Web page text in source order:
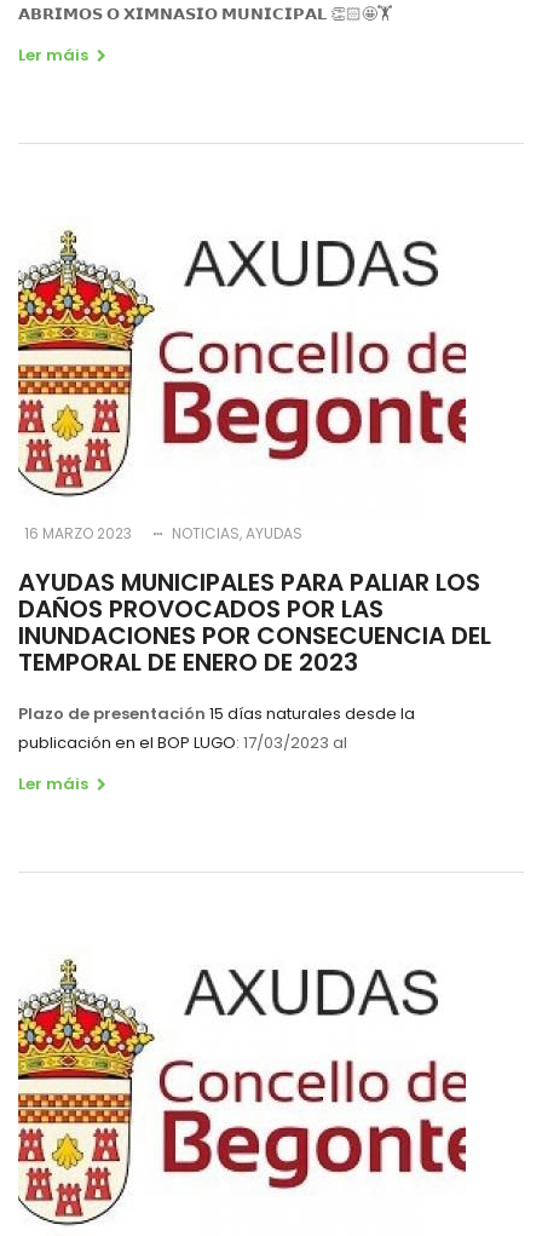
𝗔𝗕𝗥𝗜𝗠𝗢𝗦 𝗢 𝗫𝗜𝗠𝗡𝗔𝗦𝗜𝗢 𝗠𝗨𝗡𝗜𝗖𝗜𝗣𝗔𝗟 👏🏻🤩🏋️
Ler máis
16 MARZO 2023 NOTICIAS AYUDAS
AYUDAS MUNICIPALES PARA PALIAR LOS
DAÑOS PROVOCADOS POR LAS
INUNDACIONES POR CONSECUENCIA DEL
TEMPORAL DE ENERO DE 2023
Plazo de presentación 15 días naturales desde la
publicación en el BOP LUGO: 17/03/2023 al
Ler máis